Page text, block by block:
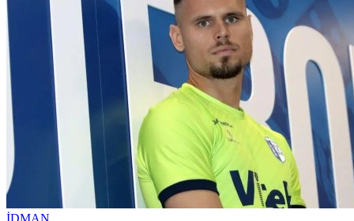
İDMAN